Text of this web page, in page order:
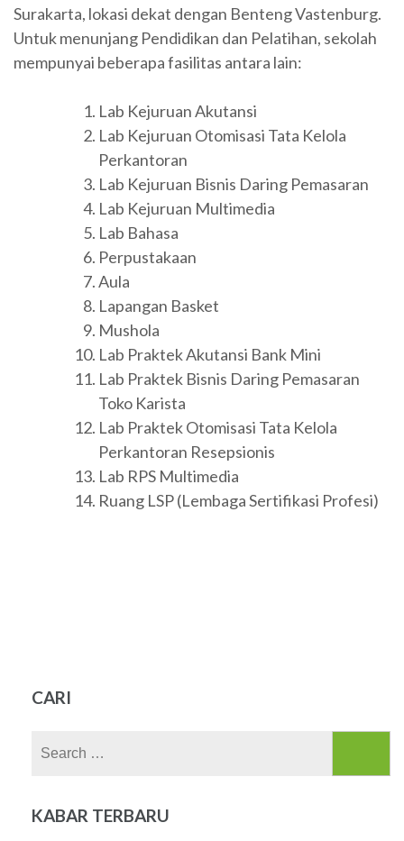
Surakarta, lokasi dekat dengan Benteng Vastenburg.
Untuk menunjang Pendidikan dan Pelatihan, sekolah
mempunyai beberapa fasilitas antara lain:
Lab Kejuruan Akutansi
Lab Kejuruan Otomisasi Tata Kelola
Perkantoran
Lab Kejuruan Bisnis Daring Pemasaran
Lab Kejuruan Multimedia
Lab Bahasa
Perpustakaan
Aula
Lapangan Basket
Mushola
Lab Praktek Akutansi Bank Mini
Lab Praktek Bisnis Daring Pemasaran
Toko Karista
Lab Praktek Otomisasi Tata Kelola
Perkantoran Resepsionis
Lab RPS Multimedia
Ruang LSP (Lembaga Sertifikasi Profesi)
CARI
KABAR TERBARU